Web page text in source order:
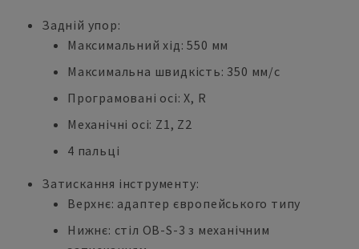
Задній упор:
Максимальний хід: 550 мм
Максимальна швидкість: 350 мм/с
Програмовані осі: X, R
Механічні осі: Z1, Z2
4 пальці
Затискання інструменту:
Верхнє: адаптер європейського типу
Нижнє: стіл OB-S-3 з механічним